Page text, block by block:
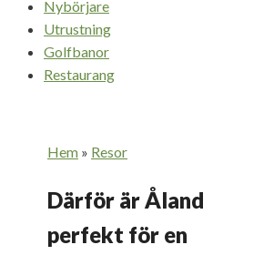
Nybörjare
Utrustning
Golfbanor
Restaurang
Hem » Resor
Därför är Åland
perfekt för en